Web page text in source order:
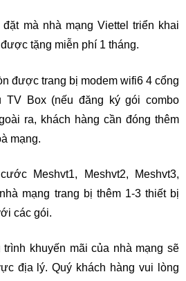
mà nhà mạng Viettel triển khai
tặng miễn phí 1 tháng.
được trang bị modem wifi6 4 cổng
TV Box (nếu đăng ký gói combo
ra, khách hàng cần đóng thêm
mạng.
Meshvt1, Meshvt2, Meshvt3,
mạng trang bị thêm 1-3 thiết bị
các gói.
khuyến mãi của nhà mạng sẽ
địa lý. Quý khách hàng vui lòng